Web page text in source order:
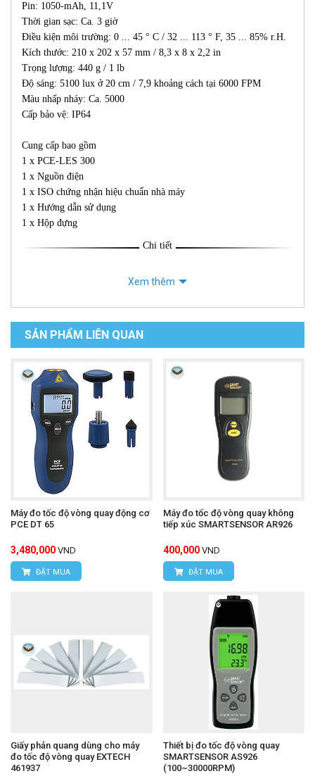
Pin: 1050-mAh, 11,1V
Thời gian sạc: Ca. 3 giờ
Điều kiện môi trường: 0 ... 45 ° C / 32 ... 113 ° F, 35 ... 85% r.H.
Kích thước: 210 x 202 x 57 mm / 8,3 x 8 x 2,2 in
Trọng lượng: 440 g / 1 lb
Độ sáng: 5100 lux ở 20 cm / 7,9 khoảng cách tại 6000 FPM
Màu nhấp nháy: Ca. 5000
Cấp bảo vệ: IP64
Cung cấp bao gồm
1 x PCE-LES 300
1 x Nguồn điện
1 x ISO chứng nhận hiệu chuẩn nhà máy
1 x Hướng dẫn sử dụng
1 x Hộp đựng
Chi tiết
Xem thêm
SẢN PHẨM LIÊN QUAN
Máy đo tốc độ vòng quay động cơ
PCE DT 65
3,480,000 VND
ĐẶT MUA
Máy đo tốc độ vòng quay không
tiếp xúc SMARTSENSOR AR926
400,000 VND
ĐẶT MUA
Giấy phản quang dùng cho máy
đo tốc độ vòng quay EXTECH
461937
Thiết bị đo tốc độ vòng quay
SMARTSENSOR AS926
(100~30000RPM)